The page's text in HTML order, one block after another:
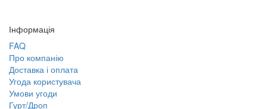
Інформація
FAQ
Про компанію
Доставка і оплата
Угода користувача
Умови угоди
Гурт/Дроп